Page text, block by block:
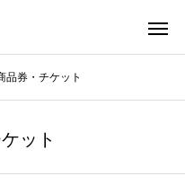
品券・チケット
ット